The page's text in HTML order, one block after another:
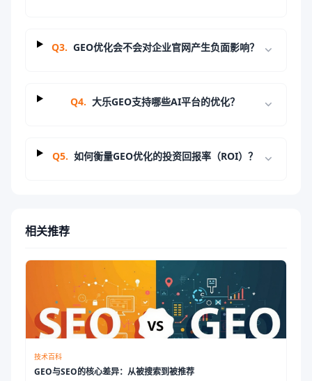
Q3. GEO优化会不会对企业官网产生负面影响？
Q4. 大乐GEO支持哪些AI平台的优化？
Q5. 如何衡量GEO优化的投资回报率（ROI）？
相关推荐
技术百科
GEO与SEO的核心差异：从被搜索到被推荐